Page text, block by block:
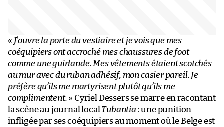
« J’ouvre la porte du vestiaire et je vois que mes
coéquipiers ont accroché mes chaussures de foot
comme une guirlande. Mes vêtements étaient scotchés
au mur avec du ruban adhésif, mon casier pareil. Je
préfère qu’ils me martyrisent plutôt qu’ils me
complimentent. » Cyriel Dessers se marre en racontant
la scène au journal local Tubantia : une punition
infligée par ses coéquipiers au moment où le Belge est